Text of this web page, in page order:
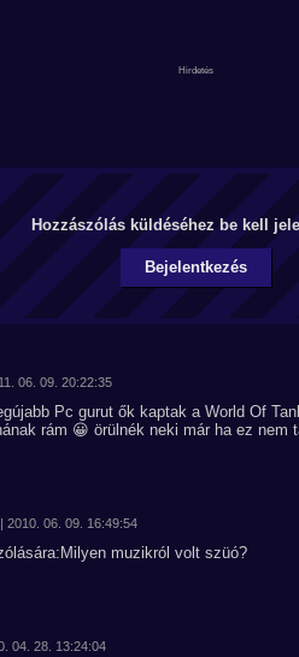
Hozzászólás küldéséhez be kell
Bejelentkezés
06. 09. 20:22:35
Pc gurut ők kaptak a World Of
rám 😀 örülnék neki már ha ez nem
2010. 06. 09. 16:49:54
muzikról volt szüó?
04. 28. 13:24:04